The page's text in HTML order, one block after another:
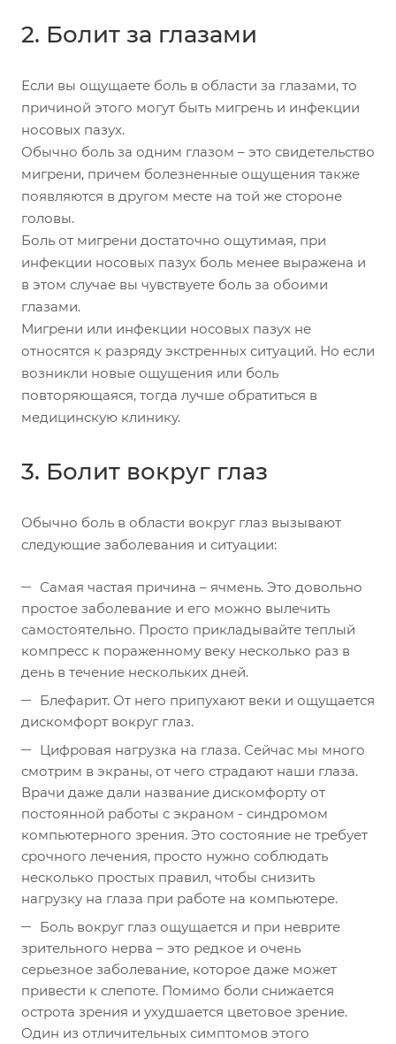
2. Болит за глазами
Если вы ощущаете боль в области за глазами, то
причиной этого могут быть мигрень и инфекции
носовых пазух.
Обычно боль за одним глазом – это свидетельство
мигрени, причем болезненные ощущения также
появляются в другом месте на той же стороне
головы.
Боль от мигрени достаточно ощутимая, при
инфекции носовых пазух боль менее выражена и
в этом случае вы чувствуете боль за обоими
глазами.
Мигрени или инфекции носовых пазух не
относятся к разряду экстренных ситуаций. Но если
возникли новые ощущения или боль
повторяющаяся, тогда лучше обратиться в
медицинскую клинику.
3. Болит вокруг глаз
Обычно боль в области вокруг глаз вызывают
следующие заболевания и ситуации:
Самая частая причина – ячмень. Это довольно
простое заболевание и его можно вылечить
самостоятельно. Просто прикладывайте теплый
компресс к пораженному веку несколько раз в
день в течение нескольких дней.
Блефарит. От него припухают веки и ощущается
дискомфорт вокруг глаз.
Цифровая нагрузка на глаза. Сейчас мы много
смотрим в экраны, от чего страдают наши глаза.
Врачи даже дали название дискомфорту от
постоянной работы с экраном - синдромом
компьютерного зрения. Это состояние не требует
срочного лечения, просто нужно соблюдать
несколько простых правил, чтобы снизить
нагрузку на глаза при работе на компьютере.
Боль вокруг глаз ощущается и при неврите
зрительного нерва – это редкое и очень
серьезное заболевание, которое даже может
привести к слепоте. Помимо боли снижается
острота зрения и ухудшается цветовое зрение.
Один из отличительных симптомов этого